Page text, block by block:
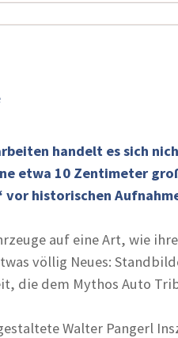
handelt es sich
etwa 10 Zentimeter
vor historischen
auf eine Art, wie
völlig Neues:
die dem Mythos Auto
Walter Pangerl